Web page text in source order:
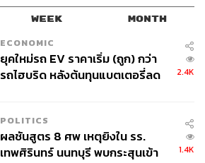
WEEK MONTH
ECONOMIC
ยุคใหม่รถ EV ราคาเริ่ม (ถูก) กว่า
รถไฮบริด หลังต้นทุนแบตเตอรี่ลด
2.4K
POLITICS
ผลชันสูตร 8 ศพ เหตุยิงใน รร.
เทพศิรินทร์ นนทบุรี พบกระสุนเข้า
1.4K